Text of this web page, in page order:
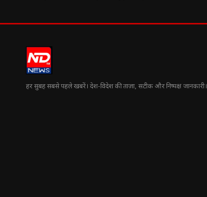
हर सुबह सबसे पहले खबरें। देश-विदेश की ताज़ा, सटीक और निष्पक्ष जानकारी।